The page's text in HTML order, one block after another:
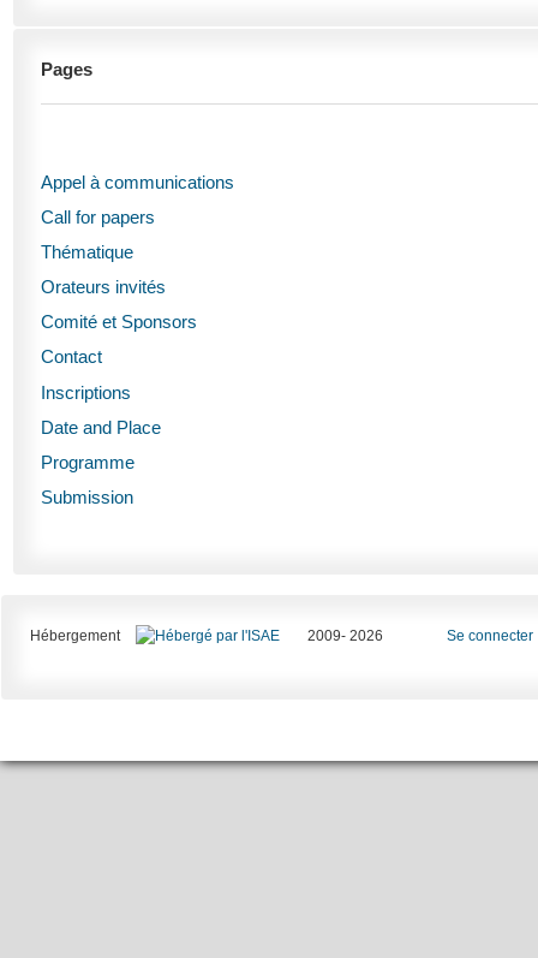
Pages
Appel à communications
Call for papers
Thématique
Orateurs invités
Comité et Sponsors
Contact
Inscriptions
Date and Place
Programme
Submission
Hébergement 2009- 2026 Se connecter